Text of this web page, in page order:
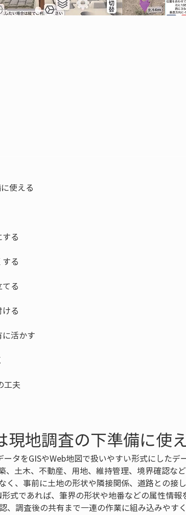
現地調査の下準備に使
タをGISやWeb地図で扱いやすい形式にしたデ
、土木、不動産、用地、維持管理、境界確認な
く、事前に土地の形状や隣接関係、道路との接
式であれば、筆界の形状や地番などの属性情報
調査後の共有まで一連の作業に組み込みやすく